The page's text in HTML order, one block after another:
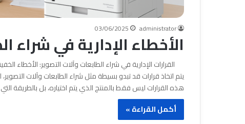
administrator
03/06/2025
الأخطاء الإدارية في شراء
القرارات الإدارية في شراء الطابعات وآلات التصوير: الأخطاء
يتم اتخاذ قرارات قد تبدو بسيطة مثل شراء الطابعات وآلات
هذه القرارات ليس فقط بالمنتج الذي يتم اختياره، بل بالطريقة
أكمل القراءة »